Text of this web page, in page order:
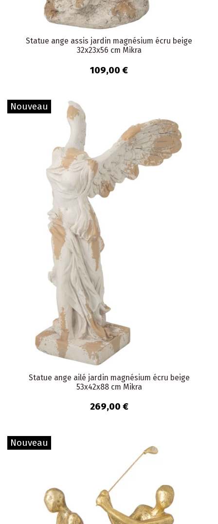
Statue ange assis jardin magnésium écru beige
32x23x56 cm Mikra
109,00 €
Nouveau
Statue ange ailé jardin magnésium écru beige
53x42x88 cm Mikra
269,00 €
Nouveau